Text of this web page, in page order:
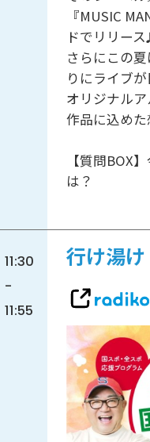
『MUSIC
ドでリリー
さらにこの
りにライブが
オリジナル
作品に込めた
【質問BOX
は？
11:30
-
11:55
行け湯